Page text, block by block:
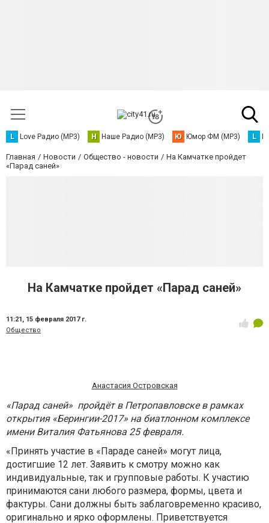
L Love Радио (MP3) Н Наше Радио (MP3) Ю Юмор ФМ (MP3) L
Главная Новости Общество - новости
На Камчатке пройдет
«Парад саней»
На Камчатке пройдет «Парад саней»
11:21, 15 февраля 2017 г.
Общество
Анастасия Островская
«Парад саней» пройдёт в Петропавловске в рамках
открытия «Берингии-2017» на биатлонном комплексе
имени Виталия Фатьянова 25 февраля.
«Принять участие в «Параде саней» могут лица,
достигшие 12 лет. Заявить к смотру можно как
индивидуальные, так и групповые работы. К участию
принимаются сани любого размера, формы, цвета и
фактуры. Сани должны быть заблаговременно красиво,
оригинально и ярко оформлены. Приветствуется